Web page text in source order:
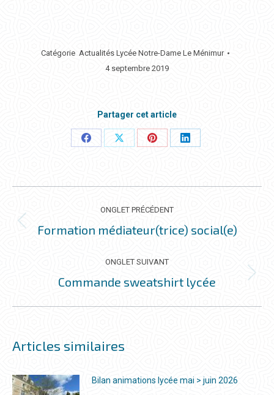
Catégorie Actualités Lycée Notre-Dame Le Ménimur
4 septembre 2019
Partager cet article
PartagerPartagerPartagerPartager
NAVIGATION
DE
COMMENTAIRE
ONGLET PRÉCÉDENT
Onglet
Formation médiateur(trice) social(e)
ONGLET SUIVANT
Onglet
Commande sweatshirt lycée
Articles similaires
Bilan animations lycée mai > juin 2026